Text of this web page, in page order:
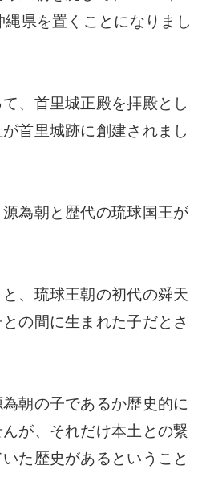
縄県を置くことになりまし
、首里城正殿を拝殿とし
首里城跡に創建されまし
為朝と歴代の琉球国王が
、琉球王朝の初代の舜天
の間に生まれた子だとさ
朝の子であるか歴史的に
が、それだけ本土との繋
た歴史があるということ